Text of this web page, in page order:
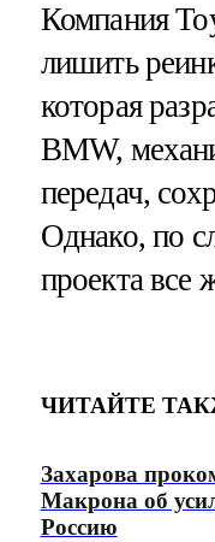
Компания
лишить
которая
BMW,
передач,
Однако, по
проекта все
ЧИТАЙТЕ
Захарова
Макрона об
Россию